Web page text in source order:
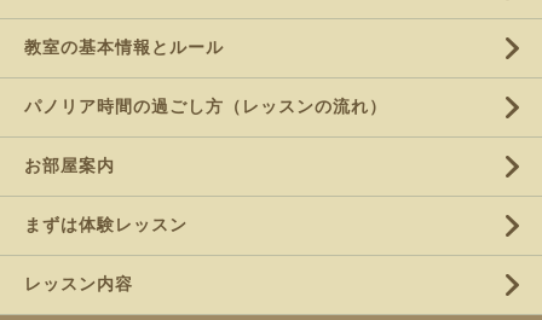
教室の基本情報とルール
パノリア時間の過ごし方（レッスンの流れ）
お部屋案内
まずは体験レッスン
レッスン内容